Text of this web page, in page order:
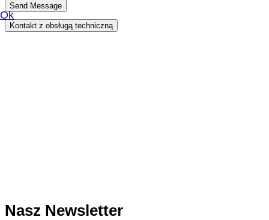
Send Message
Kontakt z obsługą techniczną
Nasz Newsletter
Ok